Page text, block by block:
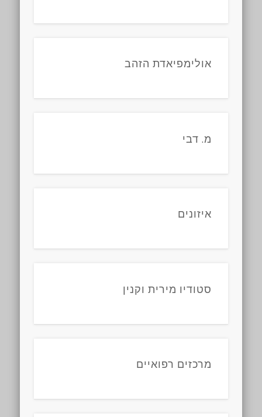
אולימפיאדת הזהב
מ. דבי
איזונים
סטודיו מירית וקנין
מרכזים רפואיים